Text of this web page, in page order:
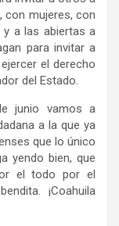
con mujeres, con
y a las abiertas a
para invitar a
el derecho
del Estado.
junio vamos a
a la que ya
que lo único
yendo bien, que
el todo por el
¡Coahuila